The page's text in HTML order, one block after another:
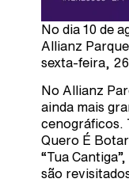
No dia 10 de
Allianz
sexta-feira,
No Allianz
ainda mais
cenográficos.
Quero É Botar
“Tua
são